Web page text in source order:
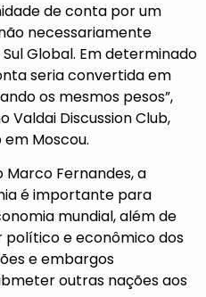
de conta por um
necessariamente
Global. Em determinado
seria convertida em
os mesmos pesos”,
Valdai Discussion Club,
Moscou.
Fernandes, a
é importante para
mundial, além de
político e econômico dos
e embargos
outras nações aos